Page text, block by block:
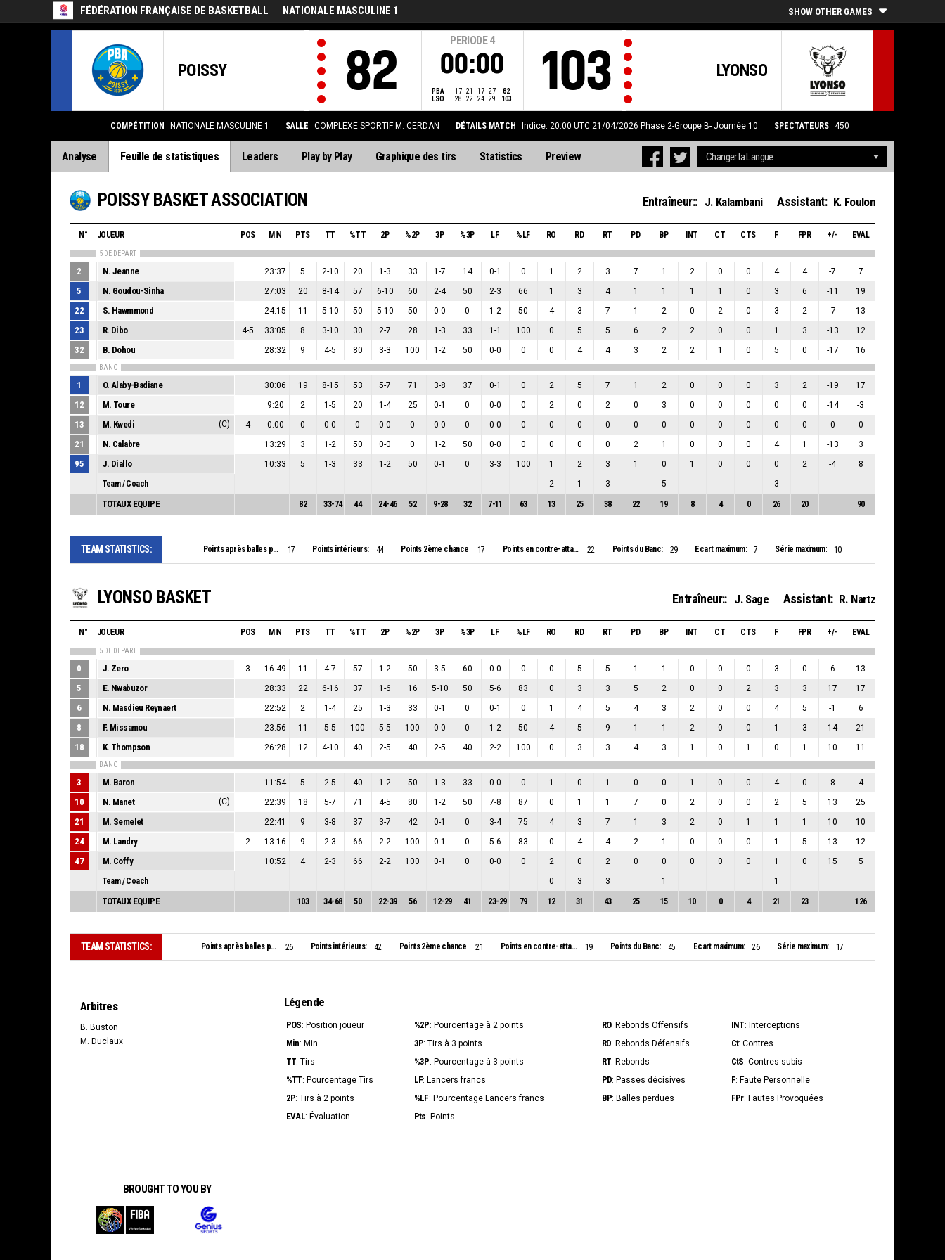
FÉDÉRATION FRANÇAISE DE BASKETBALL NATIONALE MASCULINE 1 SHOW OTHER GAMES
POISSY 82
PERIODE 4
00:00
PBA 17 21 17 27
82
LSO
28 22 24 29 103
LYONSO
103
COMPÉTITION NATIONALE MASCULINE 1 SALLE COMPLEXE SPORTIF M. CERDAN DÉTAILS MATCH Indice: 20:00 UTC 21/04/2026 Phase 2-Groupe B- Journée 10 SPECTATEURS 450
Analyse Feuille de statistiques Leaders Play by Play Graphique des tirs Statistics Preview
POISSY BASKET ASSOCIATION Entraîneur:: J. Kalambani Assistant: K. Foulon
N° JOUEUR POS MIN PTS TT %TT 2P %2P 3P %3P LF %LF RO RD RT PD BP INT CT CTS F FPR +/- EVAL
5 DE DEPART
2 N. Jeanne 23:37 5 2-10 20 1-3 33 1-7 14 0-1 0 1 2 3 7 1 2 0 0 4 4 -7 7
5 N. Goudou-Sinha 27:03 20 8-14 57 6-10 60 2-4 50 2-3 66 1 3 4 1 1 1 1 0 3 6 -11 19
22 S. Hawmmond 24:15 11 5-10 50 5-10 50 0-0 0 1 -2 50 4 3 7 1 2 0 2 0 3 2 -7 13
23 R. Dibo 4-5 33:05 8 3-10 30 2-7 28 1-3 33 1 -1 100 0 5 5 6 2 2 0 0 1 3 -13 12
32 B. Dohou 28:32 9 4-5 80 3-3 100 1-2 50 0-0 0 0 4 4 3 2 2 1 0 5 0 -17 16
BANC
1 O. Alaby-Badiane 30:06 19 8-15 53 5-7 71 3-8 37 0-1 0 2 5 7 1 2 0 0 0 3 2 -19 17
12 M. Toure 9:20 2 1-5 20 1-4 25 0-1 0 0-0 0 2 0 2 0 3 0 0 0 0 0 -14 -3
13 M. Kwedi (C) 4 0:00 0 0-0 0 0-0 0 0-0 0 0-0 0 0 0 0 0 0 0 0 0 0 0 0 0
21 N. Calabre 13:29 3 1-2 50 0-0 0 1-2 50 0-0 0 0 0 0 2 1 0 0 0 4 1 -13 3
95 J. Diallo 10:33 5 1-3 33 1-2 50 0-1 0 3-3 100 1 2 3 1 0 1 0 0 0 2 -4
8
Team / Coach
2 1 3 5 3
TOTAUX EQUIPE 82 33-74 44 24-46 52 9-28 32 7-11 63 13 25 38 22 19 8 4 0 26 20 90
TEAM STATISTICS: Points après balles perdues: 17 Points intérieurs: 44 Points 2ème chance: 17 Points en contre-attaque: 22 Points du Banc: 29 Ecart maximum: 7 Série maximum: 10
LYONSO BASKET Entraîneur:: J. Sage Assistant: R. Nartz
N° JOUEUR POS MIN PTS TT %TT 2P %2P 3P %3P LF %LF RO RD RT PD BP INT CT CTS F FPR +/- EVAL
5 DE DEPART
0 J. Zero 3 16:49 11 4-7 57 1-2 50 3-5 60 0-0 0 0 5 5 1 1 0 0 0 3 0 6 13
5 E. Nwabuzor 28:33 22 6-16 37 1-6 16 5-10 50 5-6 83 0 3 3 5 2 0 0 2 3 3 17 17
6 N. Masdieu Reynaert 22:52 2 1-4 25 1-3 33 0-1 0 0-1 0 1 4 5 4 3 2 0 0 4 5 -1 6
8 F. Missamou 23:56 11 5-5 100 5-5 100 0-0 0 1 -2 50 4 5 9 1 1 2 0 0 1 3 14 21
18 K. Thompson 26:28 12 4-10 40 2-5 40 2-5 40 2-2 100 0 3 3 4 3 1 0 1 0 1 10 11
BANC
3 M. Baron 11:54 5 2-5 40 1-2 50 1-3 33 0-0 0 1 0 1 0 0 1 0 0 4 0 8 4
10 N. Manet (C) 22:39 18 5-7 71 4-5 80 1-2 50 7-8 87 0 1 1 7 0 2 0 0 2 5 13 25
21 M. Semelet 22:41 9 3-8 37 3-7 42 0-1 0 3-4 75 4 3 7 1 3 2 0 1 1 1 10 10
24 M. Landry 2 13:16 9 2-3 66 2-2 100 0-1 0 5-6 83 0 4 4 2 1 0 0 0 1 5 13 12
47 M. Coffy 10:52 4 2-3 66 2-2 100 0-1 0 0-0 0 2 0 2 0 0 0 0 0 1 0 15
5
Team / Coach
0 3 3 1 1
TOTAUX EQUIPE 103 34-68 50 22-39 56 12-29 41 23-29 79 12 31 43 25 15 10 0 4 21 23 126
TEAM STATISTICS: Points après balles perdues: 26 Points intérieurs: 42 Points 2ème chance: 21 Points en contre-attaque: 19 Points du Banc: 45 Ecart maximum: 26 Série maximum: 17
Arbitres
B. Buston
M. Duclaux
Légende
POS: Position joueur %2P: Pourcentage à 2 points RO: Rebonds Offensifs INT: Interceptions
Min: Min 3P: Tirs à 3 points RD: Rebonds Défensifs Ct: Contres
TT: Tirs %3P: Pourcentage à 3 points RT: Rebonds CtS: Contres subis
%TT: Pourcentage Tirs LF: Lancers francs PD: Passes décisives F: Faute Personnelle
2P: Tirs à 2 points %LF: Pourcentage Lancers francs BP: Balles perdues FPr: Fautes Provoquées
EVAL: Évaluation Pts: Points
BROUGHT TO YOU BY